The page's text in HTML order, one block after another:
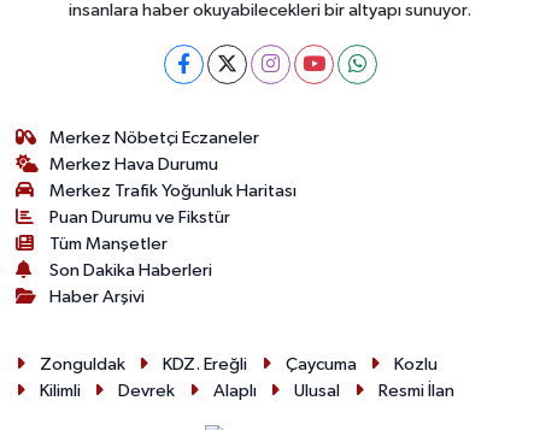
insanlara haber okuyabilecekleri bir altyapı sunuyor.
Merkez Nöbetçi Eczaneler
Merkez Hava Durumu
Merkez Trafik Yoğunluk Haritası
Puan Durumu ve Fikstür
Tüm Manşetler
Son Dakika Haberleri
Haber Arşivi
Zonguldak KDZ. Ereğli Çaycuma
Kozlu
Kilimli
Devrek Alaplı Ulusal Resmi İlan